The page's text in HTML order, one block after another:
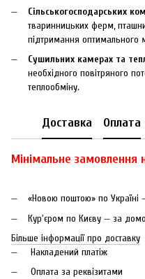
Сільськогосподарських
тваринницьких ферм,
підтримання оптимального
Сушильних камерах та
необхідного повітряного
теплообміну.
Доставка Оплата
Мінімальне замовлення
«Новою поштою» по
Кур'єром по Києву — за
Більше інформації про доставку
Накладений платіж
Оплата за реквізитами